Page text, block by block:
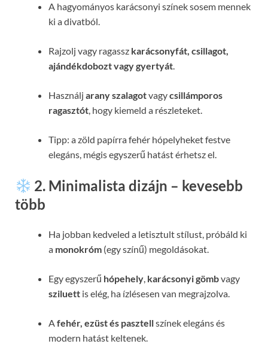
A hagyományos karácsonyi színek sosem mennek
ki a divatból.
Rajzolj vagy ragassz karácsonyfát, csillagot,
ajándékdobozt vagy gyertyát.
Használj arany szalagotvagycsillámporos
ragasztót, hogy kiemeld a részleteket.
Tipp: a zöld papírra fehér hópelyheket festve
elegáns, mégis egyszerű hatást érhetsz el.
2. Minimalista dizájn – kevesebb
több
Ha jobban kedveled a letisztult stílust, próbáld ki
a monokróm (egy színű) megoldásokat.
Egy egyszerű hópehely karácsonyi gömbvagy
sziluett is elég, ha ízlésesen van megrajzolva.
A fehér, ezüst és pasztellszínek elegáns és
modern hatást keltenek.